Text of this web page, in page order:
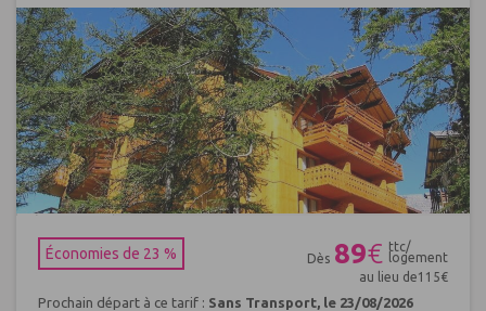
Économies de 23 %
Dès 89€ ttc/
logement
au lieu de115€
Prochain départ à ce tarif : Sans Transport, le 23/08/2026